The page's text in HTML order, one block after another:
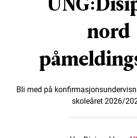
nord
Bli med på
skoleåret 2026/